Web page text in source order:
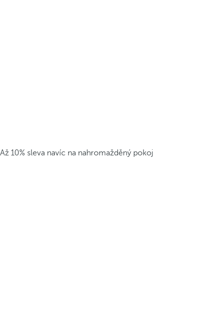
Až 10% sleva navíc na nahromažděný pokoj